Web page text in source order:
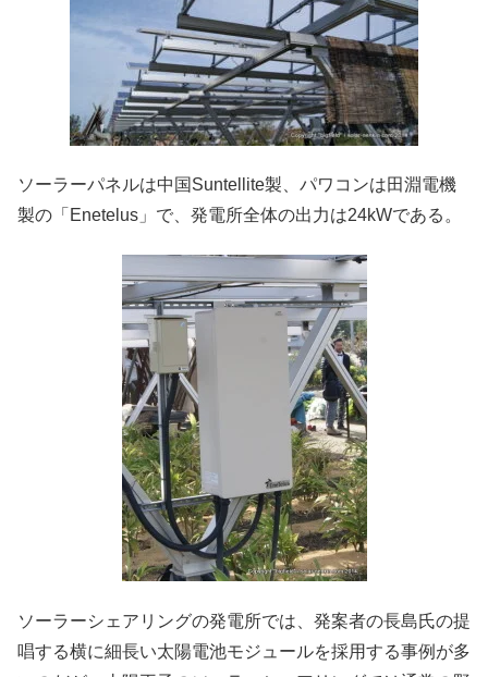
ソーラーパネルは中国Suntellite製、パワコンは田淵電機
製の「Enetelus」で、発電所全体の出力は24kWである。
ソーラーシェアリングの発電所では、発案者の長島氏の提
唱する横に細長い太陽電池モジュールを採用する事例が多